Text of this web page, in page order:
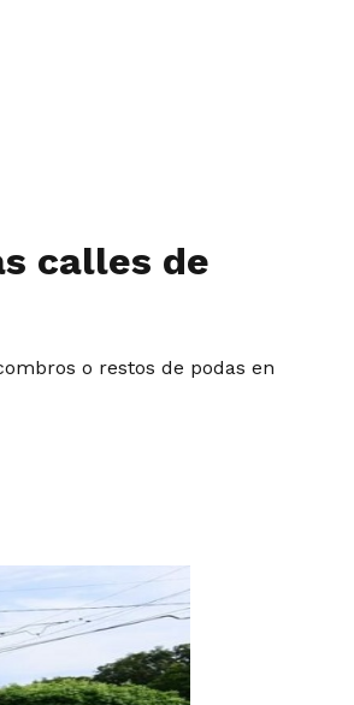
calles de
o restos de podas en